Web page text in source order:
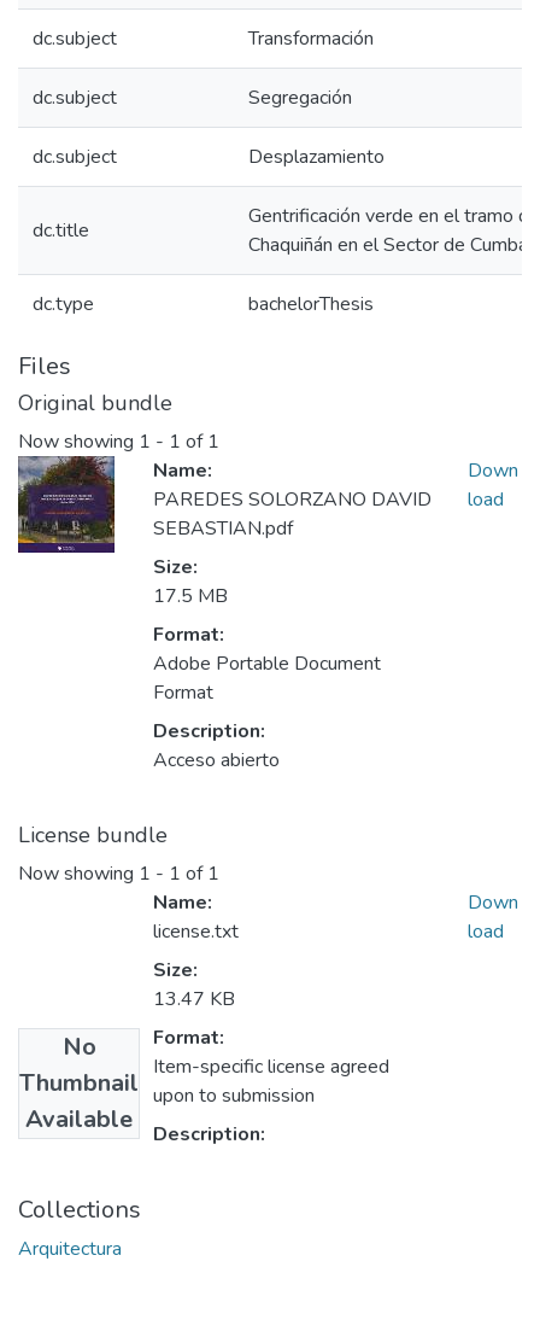
dc.subject Transformación
dc.subject Segregación
dc.subject Desplazamiento
dc.title
Gentrificación verde en el tramo
Chaquiñán en el Sector de
dc.type bachelorThesis
Files
Original bundle
Now showing 1 - 1 of 1
Name:
PAREDES SOLORZANO DAVID
SEBASTIAN.pdf
Size:
17.5 MB
Format:
Adobe Portable Document
Format
Description:
Acceso abierto
Down
load
License bundle
Now showing 1 - 1 of 1
No
Thumbnail
Available
Name:
license.txt
Size:
13.47 KB
Format:
Item-specific license agreed
upon to submission
Description:
Down
load
Collections
Arquitectura